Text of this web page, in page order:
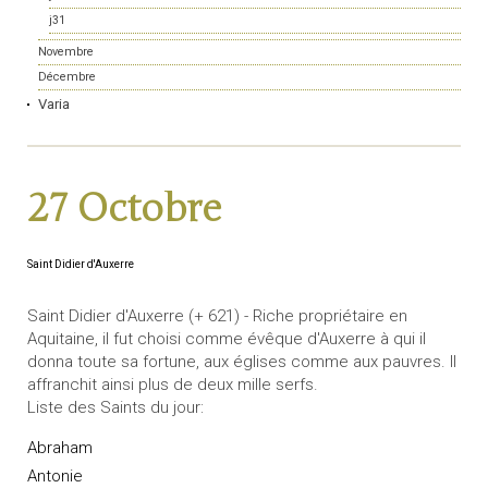
j31
Novembre
Décembre
Varia
27 Octobre
Saint Didier d'Auxerre
Saint Didier d'Auxerre (+ 621) - Riche propriétaire en
Aquitaine, il fut choisi comme évêque d'Auxerre à qui il
donna toute sa fortune, aux églises comme aux pauvres. Il
affranchit ainsi plus de deux mille serfs.
Liste des Saints du jour:
Abraham
Antonie